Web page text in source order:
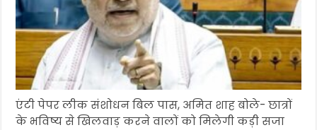
एंटी पेपर लीक संशोधन बिल पास, अमित शाह बोले- छात्रों
के भविष्य से खिलवाड़ करने वालों को मिलेगी कड़ी सजा